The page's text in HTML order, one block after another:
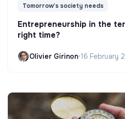
Tomorrow's society needs
Entrepreneurship in the
right time?
Olivier Girinon•16 February